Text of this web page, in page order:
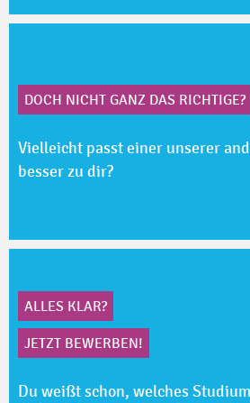
DOCH NICHT GANZ DAS RICHTIGE?
Vielleicht passt einer unserer
besser zu dir?
ALLES KLAR?
JETZT BEWERBEN!
Du weißt schon, welches